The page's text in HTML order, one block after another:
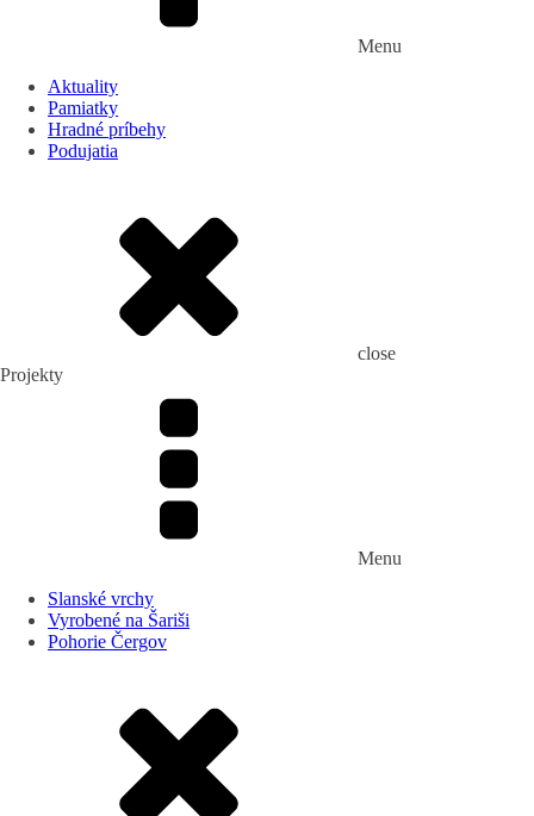
Menu
Aktuality
Pamiatky
Hradné príbehy
Podujatia
close
Projekty
Menu
Slanské vrchy
Vyrobené na Šariši
Pohorie Čergov